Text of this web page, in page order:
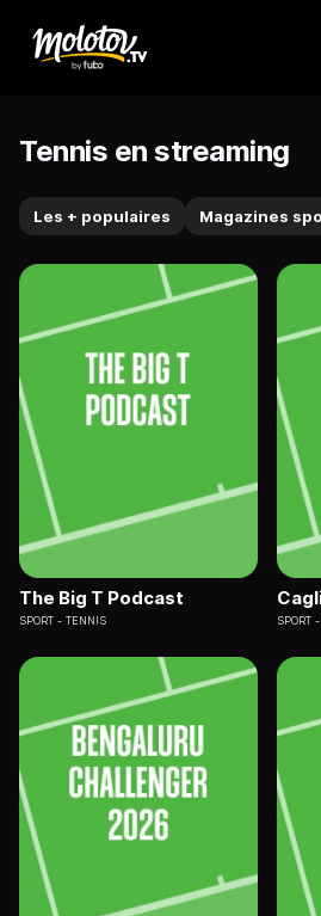
Les + populaires Magazines
Tennis en streaming
The Big T Podcast
SPORT TENNIS SPORT